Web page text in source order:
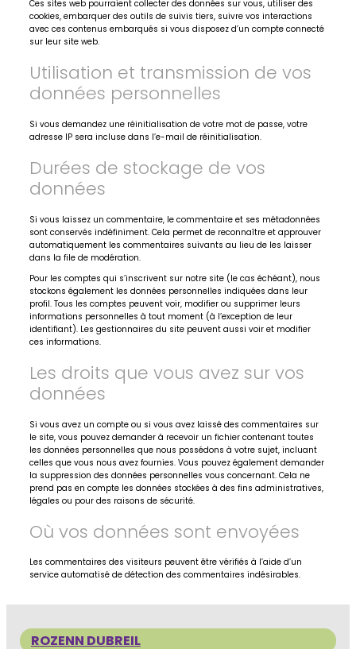
Ces sites web pourraient collecter des données sur vous, utiliser des
cookies, embarquer des outils de suivis tiers, suivre vos interactions
avec ces contenus embarqués si vous disposez d’un compte connecté
sur leur site web.
Utilisation et transmission de vos
données personnelles
Si vous demandez une réinitialisation de votre mot de passe, votre
adresse IP sera incluse dans l’e-mail de réinitialisation.
Durées de stockage de vos
données
Si vous laissez un commentaire, le commentaire et ses métadonnées
sont conservés indéfiniment. Cela permet de reconnaître et approuver
automatiquement les commentaires suivants au lieu de les laisser
dans la file de modération.
Pour les comptes qui s’inscrivent sur notre site (le cas échéant), nous
stockons également les données personnelles indiquées dans leur
profil. Tous les comptes peuvent voir, modifier ou supprimer leurs
informations personnelles à tout moment (à l’exception de leur
identifiant). Les gestionnaires du site peuvent aussi voir et modifier
ces informations.
Les droits que vous avez sur vos
données
Si vous avez un compte ou si vous avez laissé des commentaires sur
le site, vous pouvez demander à recevoir un fichier contenant toutes
les données personnelles que nous possédons à votre sujet, incluant
celles que vous nous avez fournies. Vous pouvez également demander
la suppression des données personnelles vous concernant. Cela ne
prend pas en compte les données stockées à des fins administratives,
légales ou pour des raisons de sécurité.
Où vos données sont envoyées
Les commentaires des visiteurs peuvent être vérifiés à l’aide d’un
service automatisé de détection des commentaires indésirables.
ROZENN DUBREIL